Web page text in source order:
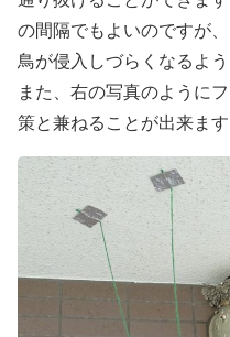
の間隔でもよいのですが
鳥が侵入しづらくなるよ
また、右の写真のように
策と兼ねることが出来ます